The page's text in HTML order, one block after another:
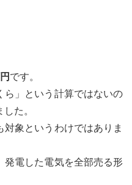
です。
ら」という計算ではないの
た。
象というわけではありま
発電した電気を全部売る形